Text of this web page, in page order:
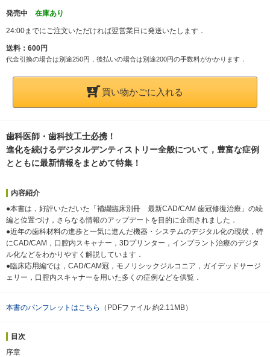
発売中 在庫あり
24:00までにご注文いただければ翌営業日に発送いたします．
送料：600円
代金引換の場合は別途250円，後払いの場合は別途200円の手数料がかかります．
買い物かごに入れる
歯科医師・歯科技工士必携！
進化を続けるデジタルデンティストリー全般について，豊富な症例
とともに最新情報をまとめて特集！
内容紹介
●本書は，好評いただいた「補綴臨床別冊 最新CAD/CAM 歯冠修復治療」の続
編と位置づけ，さらなる情報のアップデートを目的に企画されました．
●近年の歯科材料の進歩と一気に進んだ機器・システムのデジタル化の現状，特
にCAD/CAM，口腔内スキャナー，3Dプリンター，インプラント治療のデジタ
ル化などをわかりやすく解説しています．
●臨床応用編では，CAD/CAM冠，モノリシックジルコニア，ガイデッドサージ
ェリー，口腔内スキャナーを用いた多くの症例などを供覧．
本書のパンフレットはこちら （PDFファイル 約2.11MB）
目次
序章